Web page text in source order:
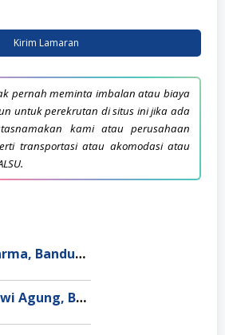
Kirim Lamaran
pernah meminta imbalan atau biaya
untuk perekrutan di situs ini jika ada
kami atau perusahaan
transportasi atau akomodasi atau
Apoteker Kimia Farma, Bandung Barat
Analis QC PT Pertiwi Agung, Bekasi